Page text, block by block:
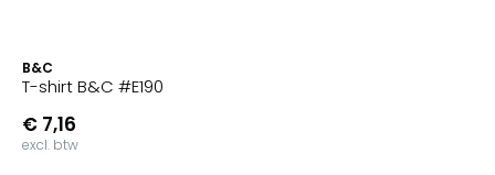
B&C
T-shirt B&C #E190
€ 7,16
excl. btw